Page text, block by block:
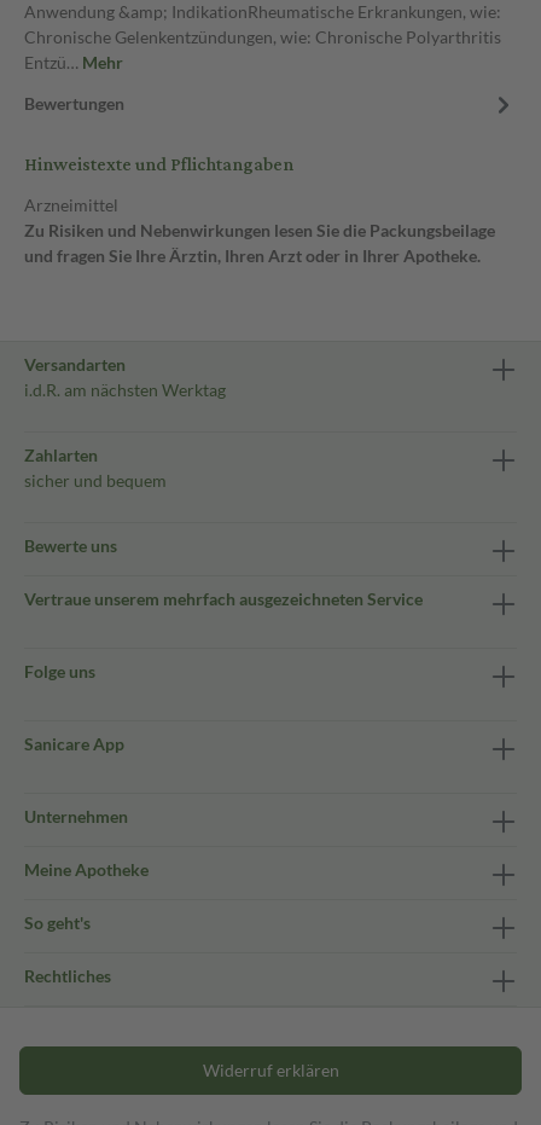
Anwendung &amp; IndikationRheumatische Erkrankungen, wie:
Chronische Gelenkentzündungen, wie: Chronische Polyarthritis
Entzü… Mehr
Bewertungen
Hinweistexte und Pflichtangaben
Arzneimittel
Zu Risiken und Nebenwirkungen lesen Sie die Packungsbeilage
und fragen Sie Ihre Ärztin, Ihren Arzt oder in Ihrer Apotheke.
Versandarten
i.d.R. am nächsten Werktag
Zahlarten
sicher und bequem
Bewerte uns
Vertraue unserem mehrfach ausgezeichneten Service
Folge uns
Sanicare App
Unternehmen
Meine Apotheke
So geht's
Rechtliches
Widerruf erklären